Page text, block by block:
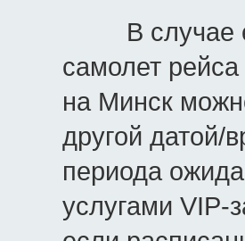
В случае
самолет
на Минск
другой датой/
периода
услугами VIP-